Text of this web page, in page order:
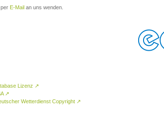
E-Mail an uns wenden.
Lizenz ↗
↗
Wetterdienst Copyright ↗